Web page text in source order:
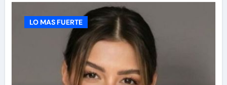
LO MAS FUERTE